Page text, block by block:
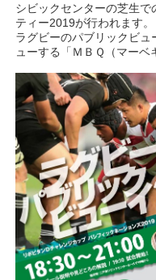
シビックセンターの芝生
ティー2019が行われます。
ラグビーのパブリックビ
ューする「ＭＢＱ（マーベ